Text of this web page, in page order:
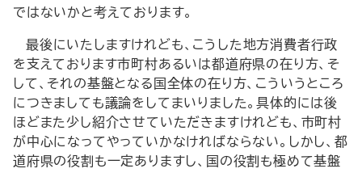
ではないかと考えております。
最後にいたしますけれども、こうした地方消費者行政
を支えております市町村あるいは都道府県の在り方、そ
して、それの基盤となる国全体の在り方、こういうところ
につきましても議論をしてまいりました。具体的には後
ほどまた少し紹介させていただきますけれども、市町村
が中心になってやっていかなければならない。しかし、都
道府県の役割も一定ありますし、国の役割も極めて基盤